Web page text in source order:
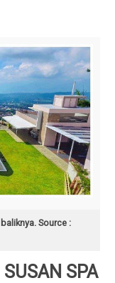
Source :
SPA